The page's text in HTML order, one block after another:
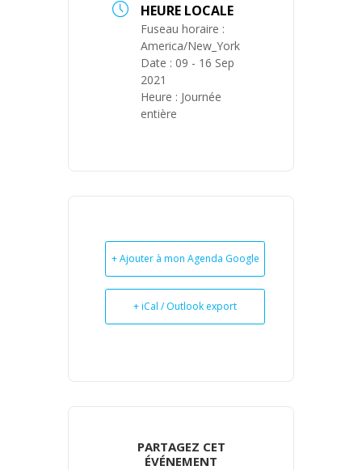
HEURE LOCALE
Fuseau horaire :
America/New_York
Date : 09 - 16 Sep
2021
Heure : Journée
entière
+ Ajouter à mon Agenda Google
+ iCal / Outlook export
PARTAGEZ CET
ÉVÉNEMENT